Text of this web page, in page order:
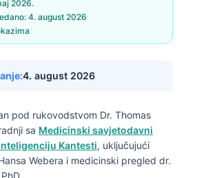
2026.
4. august 2026
4. august 2026
pod rukovodstvom Dr. Thomas
sa Medicinski savjetodavni
Kantesti, uključujući
Webera i medicinski pregled dr.